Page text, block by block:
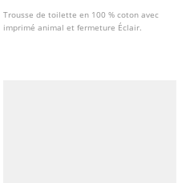
Trousse de toilette en 100 % coton avec
imprimé animal et fermeture Éclair.